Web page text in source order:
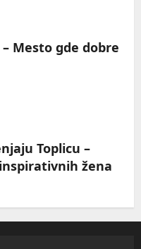
Mesto gde dobre
Toplicu –
žena